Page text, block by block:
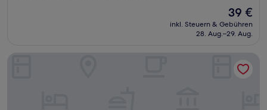
Der
Preis
beträgt
39 €
inkl. Steuern & Gebühren
28. Aug.–29. Aug.
Victory Suites